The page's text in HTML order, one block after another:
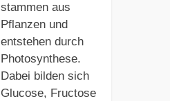
stammen aus
Pflanzen und
entstehen durch
Photosynthese.
Dabei bilden sich
Glucose, Fructose